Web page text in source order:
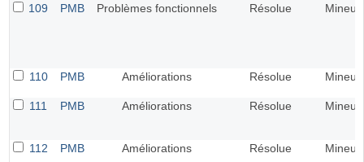
109 PMB Problèmes fonctionnels Résolue Mineur
110 PMB Améliorations Résolue Mineur
111 PMB Améliorations Résolue Mineur
112 PMB Améliorations Résolue Mineur